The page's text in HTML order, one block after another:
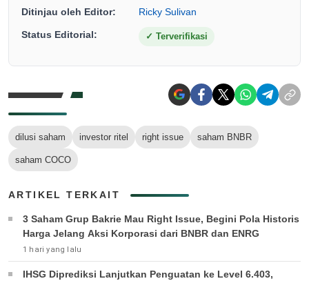
Ditinjau oleh Editor: Ricky Sulivan
Status Editorial: ✓ Terverifikasi
dilusi saham investor ritel right issue saham BNBR
saham COCO
ARTIKEL TERKAIT
3 Saham Grup Bakrie Mau Right Issue, Begini Pola Historis
Harga Jelang Aksi Korporasi dari BNBR dan ENRG
1 hari yang lalu
IHSG Diprediksi Lanjutkan Penguatan ke Level 6.403,